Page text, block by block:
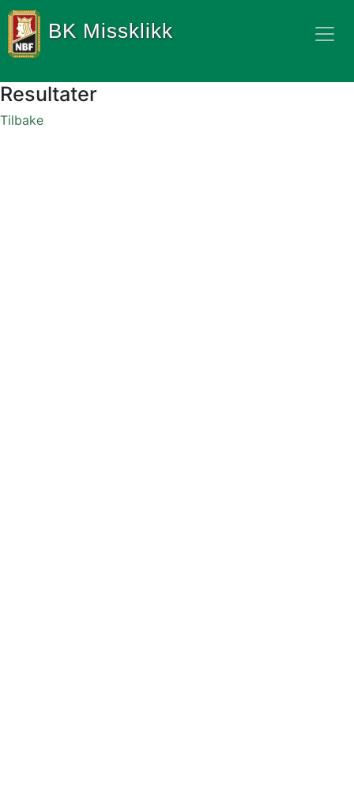
BK Missklikk
Resultater
Tilbake